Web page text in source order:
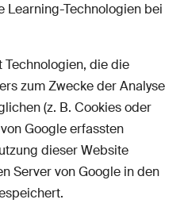
Learning-Technologien bei
die die
zum Zwecke der Analyse
(z. B. Cookies oder
Google erfassten
dieser Website
Server von Google in den